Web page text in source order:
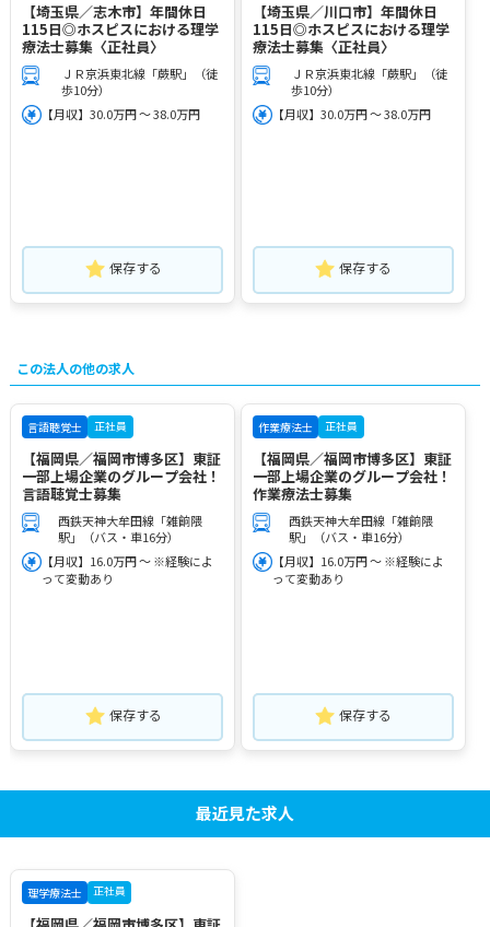
【埼玉県／志木市】年間休日
115日◎ホスピスにおける理学
療法士募集〈正社員〉
ＪＲ京浜東北線「蕨駅」（徒
歩10分）
【月収】30.0万円 ～ 38.0万円
保存する
【埼玉県／川口市】年間休日
115日◎ホスピスにおける理学
療法士募集〈正社員〉
ＪＲ京浜東北線「蕨駅」（徒
歩10分）
【月収】30.0万円 ～ 38.0万円
保存する
この法人の他の求人
言語聴覚士 正社員
【福岡県／福岡市博多区】東証
一部上場企業のグループ会社！
言語聴覚士募集
西鉄天神大牟田線「雑餉隈
駅」（バス・車16分）
【月収】16.0万円 ～ ※経験によ
って変動あり
保存する
作業療法士 正社員
【福岡県／福岡市博多区】東証
一部上場企業のグループ会社！
作業療法士募集
西鉄天神大牟田線「雑餉隈
駅」（バス・車16分）
【月収】16.0万円 ～ ※経験によ
って変動あり
保存する
最近見た求人
理学療法士 正社員